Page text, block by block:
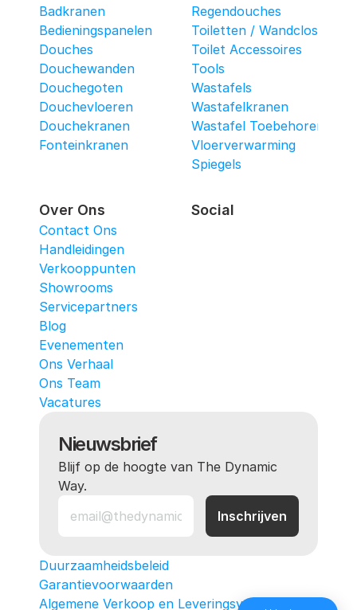
Badkranen
Bedieningspanelen
Douches
Douchewanden
Douchegoten
Douchevloeren
Douchekranen
Fonteinkranen
Regendouches
Toiletten / Wandcloset
Toilet Accessoires
Tools
Wastafels
Wastafelkranen
Wastafel Toebehoren
Vloerverwarming
Spiegels
Over Ons
Contact Ons
Handleidingen
Verkooppunten
Showrooms
Servicepartners
Blog
Evenementen
Ons Verhaal
Ons Team
Vacatures
Social
Nieuwsbrief
Blijf op de hoogte van The Dynamic
Way.
Duurzaamheidsbeleid
Garantievoorwaarden
Algemene Verkoop en Leveringsvoorwaarden